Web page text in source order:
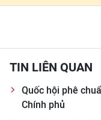
TIN LIÊN QUAN
Quốc hội phê
Chính phủ